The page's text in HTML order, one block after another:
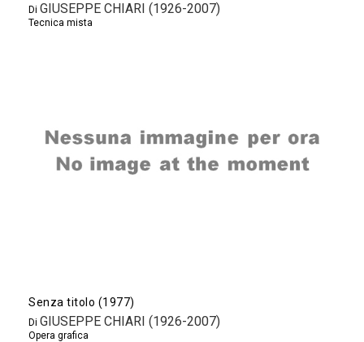
Di GIUSEPPE CHIARI (1926-2007)
Tecnica mista
Senza titolo (1977)
Di GIUSEPPE CHIARI (1926-2007)
Opera grafica